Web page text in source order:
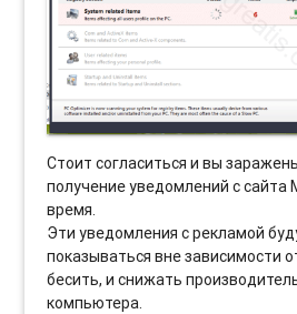
Стоит согласиться и вы
получение уведомлений с сайта
время.
Эти уведомления с рекламой
показываться вне зависимости
бесить, и снижать
компьютера.